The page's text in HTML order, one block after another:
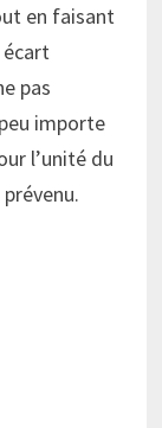
en faisant
écart
pas
importe
l’unité du